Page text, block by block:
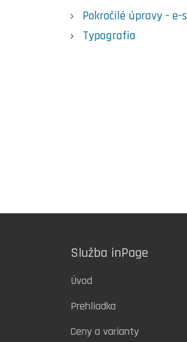
Pokročilé úpravy - e-
Typografia
Služba inPage
Úvod
Prehliadka
Ceny a varianty